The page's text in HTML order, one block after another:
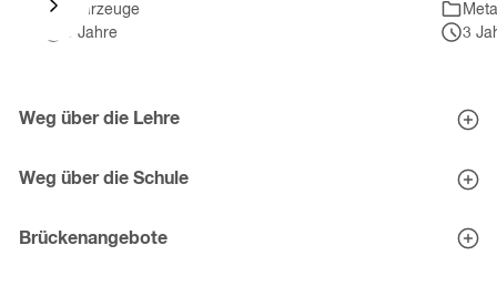
springenFahrzeuge
3 Jahre
3
springen
Einträge)
Weg über die Lehre
Eignungstests
Weg über die Schule
Mittelschul-Check
Brückenangebote